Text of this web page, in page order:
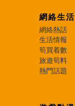
網絡生活
網絡熱話
生活情報
筍買着數
旅遊筍料
熱門話題